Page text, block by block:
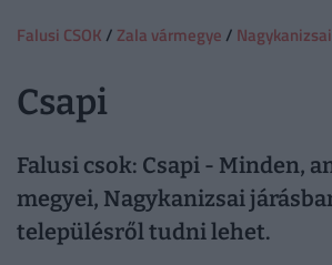
Falusi CSOK / Zala vármegye /
Csapi
Falusi csok: Csapi - Minden,
megyei, Nagykanizsai
településről tudni lehet.